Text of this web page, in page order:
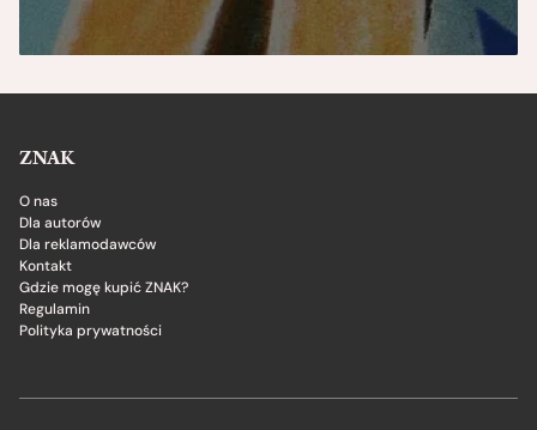
ZNAK
O nas
Dla autorów
Dla reklamodawców
Kontakt
Gdzie mogę kupić ZNAK?
Regulamin
Polityka prywatności